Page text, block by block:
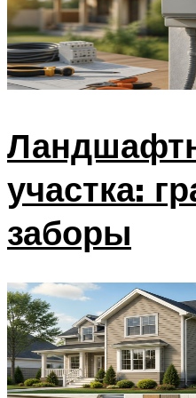
участка:
заборы